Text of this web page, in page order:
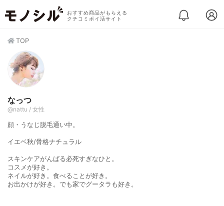
おすすめ商品がもらえる
クチコミポイ活サイト
TOP
なっつ
@nattu / 女性
顔・うなじ脱毛通い中。
イエベ秋/骨格ナチュラル
スキンケアがんばる必死すぎなひと。
コスメが好き。
ネイルが好き。食べることが好き。
お出かけが好き。でも家でグータラも好き。